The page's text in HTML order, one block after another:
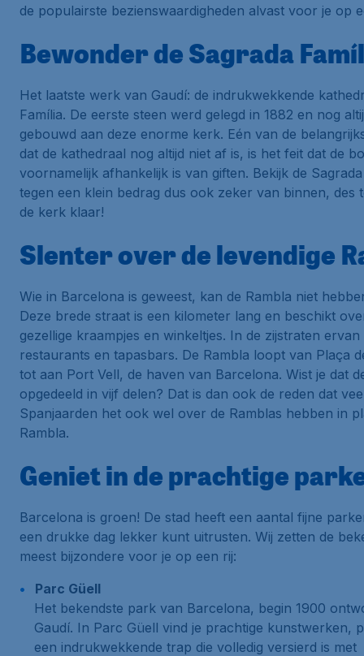
de populairste bezienswaardigheden alvast voor je op
Bewonder de Sagrada
Het laatste werk van Gaudí: de indrukwekkende
Família. De eerste steen werd gelegd in 1882 en nog
gebouwd aan deze enorme kerk. Eén van de
dat de kathedraal nog altijd niet af is, is het feit dat de
voornamelijk afhankelijk is van giften. Bekijk de
tegen een klein bedrag dus ook zeker van binnen, des
de kerk klaar!
Slenter over de levendige
Wie in Barcelona is geweest, kan de Rambla niet
Deze brede straat is een kilometer lang en beschikt
gezellige kraampjes en winkeltjes. In de zijstraten
restaurants en tapasbars. De Rambla loopt van Plaça
tot aan Port Vell, de haven van Barcelona. Wist je dat
opgedeeld in vijf delen? Dat is dan ook de reden dat
Spanjaarden het ook wel over de Ramblas hebben in
Rambla.
Geniet in de prachtige
Barcelona is groen! De stad heeft een aantal fijne
een drukke dag lekker kunt uitrusten. Wij zetten de
meest bijzondere voor je op een rij:
Parc Güell
Het bekendste park van Barcelona, begin 1900
Gaudí. In Parc Güell vind je prachtige kunstwerken,
een indrukwekkende trap die volledig versierd is met